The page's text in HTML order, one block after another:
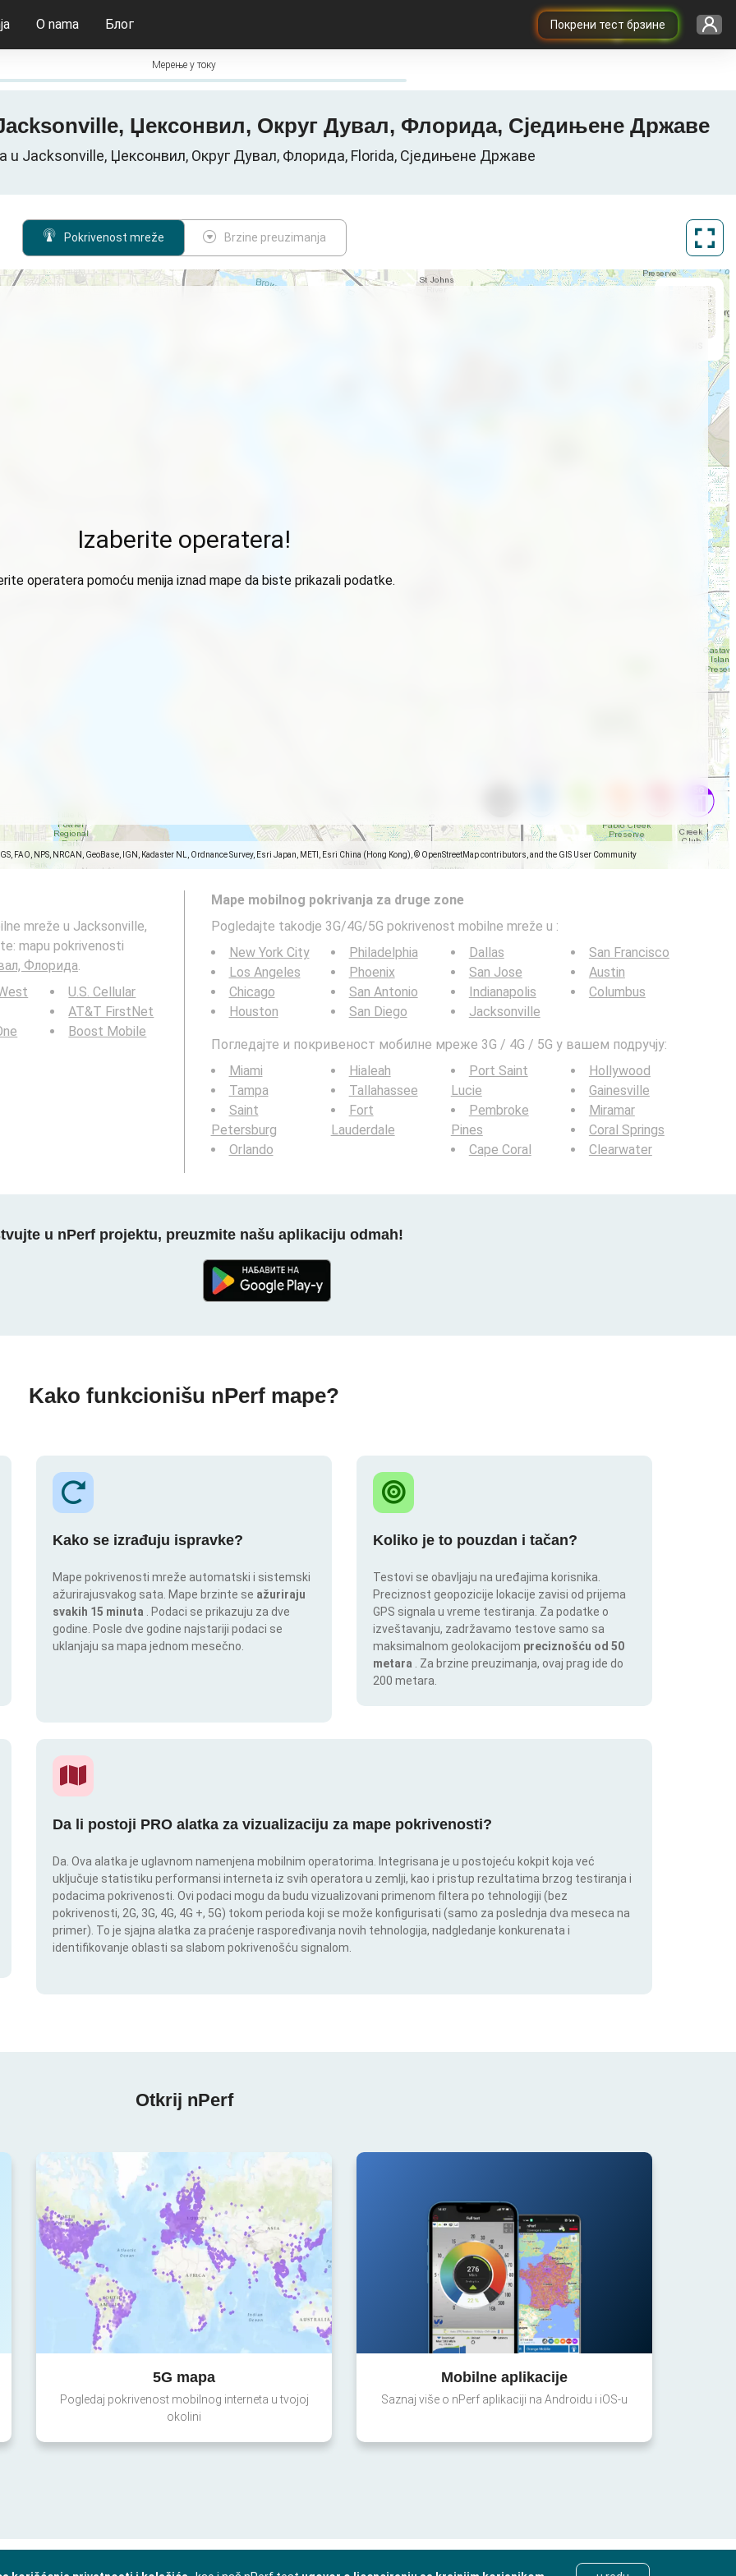
Покрени тест брзине
O nama Блог
Мерење у току
Џексонвил, Округ Дувал, Флорида, Сједињене Државе
u Jacksonville, Џексонвил, Округ Дувал, Флорида, Florida, Сједињене Државе
Pokrivenost mreže Brzine preuzimanja
FAO, NPS, NRCAN, GeoBase, IGN, Kadaster NL, Ordnance Survey, Esri Japan, METI, Esri China (Hong Kong), © OpenStreetMap contributors, and the GIS User Community
Izaberite operatera!
operatera pomoću menija iznad mape da biste prikazali podatke.
mreže u Jacksonville,
mapu pokrivenosti
Флорида.
U.S. Cellular
AT&T FirstNet
Boost Mobile
Mape mobilnog pokrivanja za druge zone
Pogledajte takodje 3G/4G/5G pokrivenost mobilne mreže u :
New York City
Los Angeles
Chicago
Houston
Philadelphia
Phoenix
San Antonio
San Diego
Dallas
San Jose
Indianapolis
Jacksonville
San Francisco
Austin
Columbus
Погледајте и покривеност мобилне мреже 3G / 4G / 5G у вашем подручју:
Miami
Tampa
Saint
Petersburg
Orlando
Hialeah
Tallahassee
Fort
Lauderdale
Port Saint
Lucie
Pembroke
Pines
Cape Coral
Hollywood
Gainesville
Miramar
Coral Springs
Clearwater
u nPerf projektu, preuzmite našu aplikaciju odmah!
Kako funkcionišu nPerf mape?
Kako se izrađuju ispravke?
Mape pokrivenosti mreže automatski i sistemski
ažurirajusvakog sata. Mape brzinte se ažuriraju
svakih 15 minuta
. Podaci se prikazuju za dve
godine. Posle dve godine najstariji podaci se
uklanjaju sa mapa jednom mesečno.
Koliko je to pouzdan i tačan?
Testovi se obavljaju na uređajima korisnika.
Preciznost geopozicije lokacije zavisi od prijema
GPS signala u vreme testiranja. Za podatke o
izveštavanju, zadržavamo testove samo sa
maksimalnom geolokacijom preciznošću od 50
metara
. Za brzine preuzimanja, ovaj prag ide do
200 metara.
Da li postoji PRO alatka za vizualizaciju za mape pokrivenosti?
Da. Ova alatka je uglavnom namenjena mobilnim operatorima. Integrisana je u postojeću kokpit koja već
uključuje statistiku performansi interneta iz svih operatora u zemlji, kao i pristup rezultatima brzog testiranja i
podacima pokrivenosti. Ovi podaci mogu da budu vizualizovani primenom filtera po tehnologiji (bez
pokrivenosti, 2G, 3G, 4G, 4G +, 5G) tokom perioda koji se može konfigurisati (samo za poslednja dva meseca na
primer). To je sjajna alatka za praćenje raspoređivanja novih tehnologija, nadgledanje konkurenata i
identifikovanje oblasti sa slabom pokrivenošću signalom.
Otkrij nPerf
5G mapa
Pogledaj pokrivenost mobilnog interneta u tvojoj
okolini
Mobilne aplikacije
Saznaj više o nPerf aplikaciji na Androidu i iOS-u